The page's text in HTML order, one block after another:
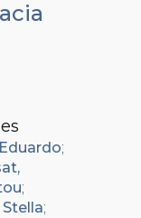
;
;
Stella;